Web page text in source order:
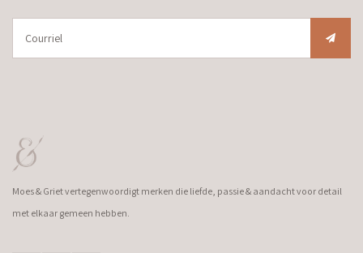
Moes & Griet vertegenwoordigt merken die liefde, passie & aandacht voor detail
met elkaar gemeen hebben.